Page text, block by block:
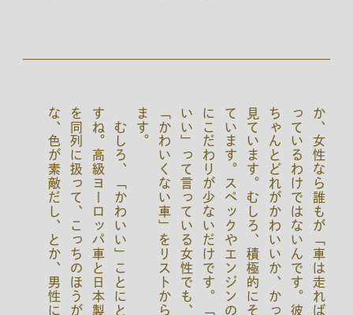
か
っ
ち
見
て
に
い
「
ま
。
む
し
ろ
、
「
か
わ
い
い
」
こ
と
に
と
て
も
素
直
で
す
ね
。
高
級
ヨ
ー
ロ
ッ
パ
車
と
日
本
製
の
軽
自
動
車
を
同
列
に
扱
っ
て
、
こ
っ
ち
の
ほ
う
が
か
わ
い
い
な
、
色
が
素
敵
だ
し
、
と
か
、
男
性
に
は
思
い
も
よ
な
い
比
較
を
し
て
い
た
り